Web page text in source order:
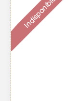
Indisponible